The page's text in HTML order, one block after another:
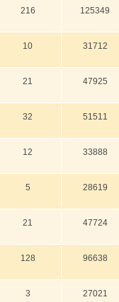
216 125349
10 31712
21 47925
32 51511
12 33888
5 28619
21 47724
128 96638
3 27021